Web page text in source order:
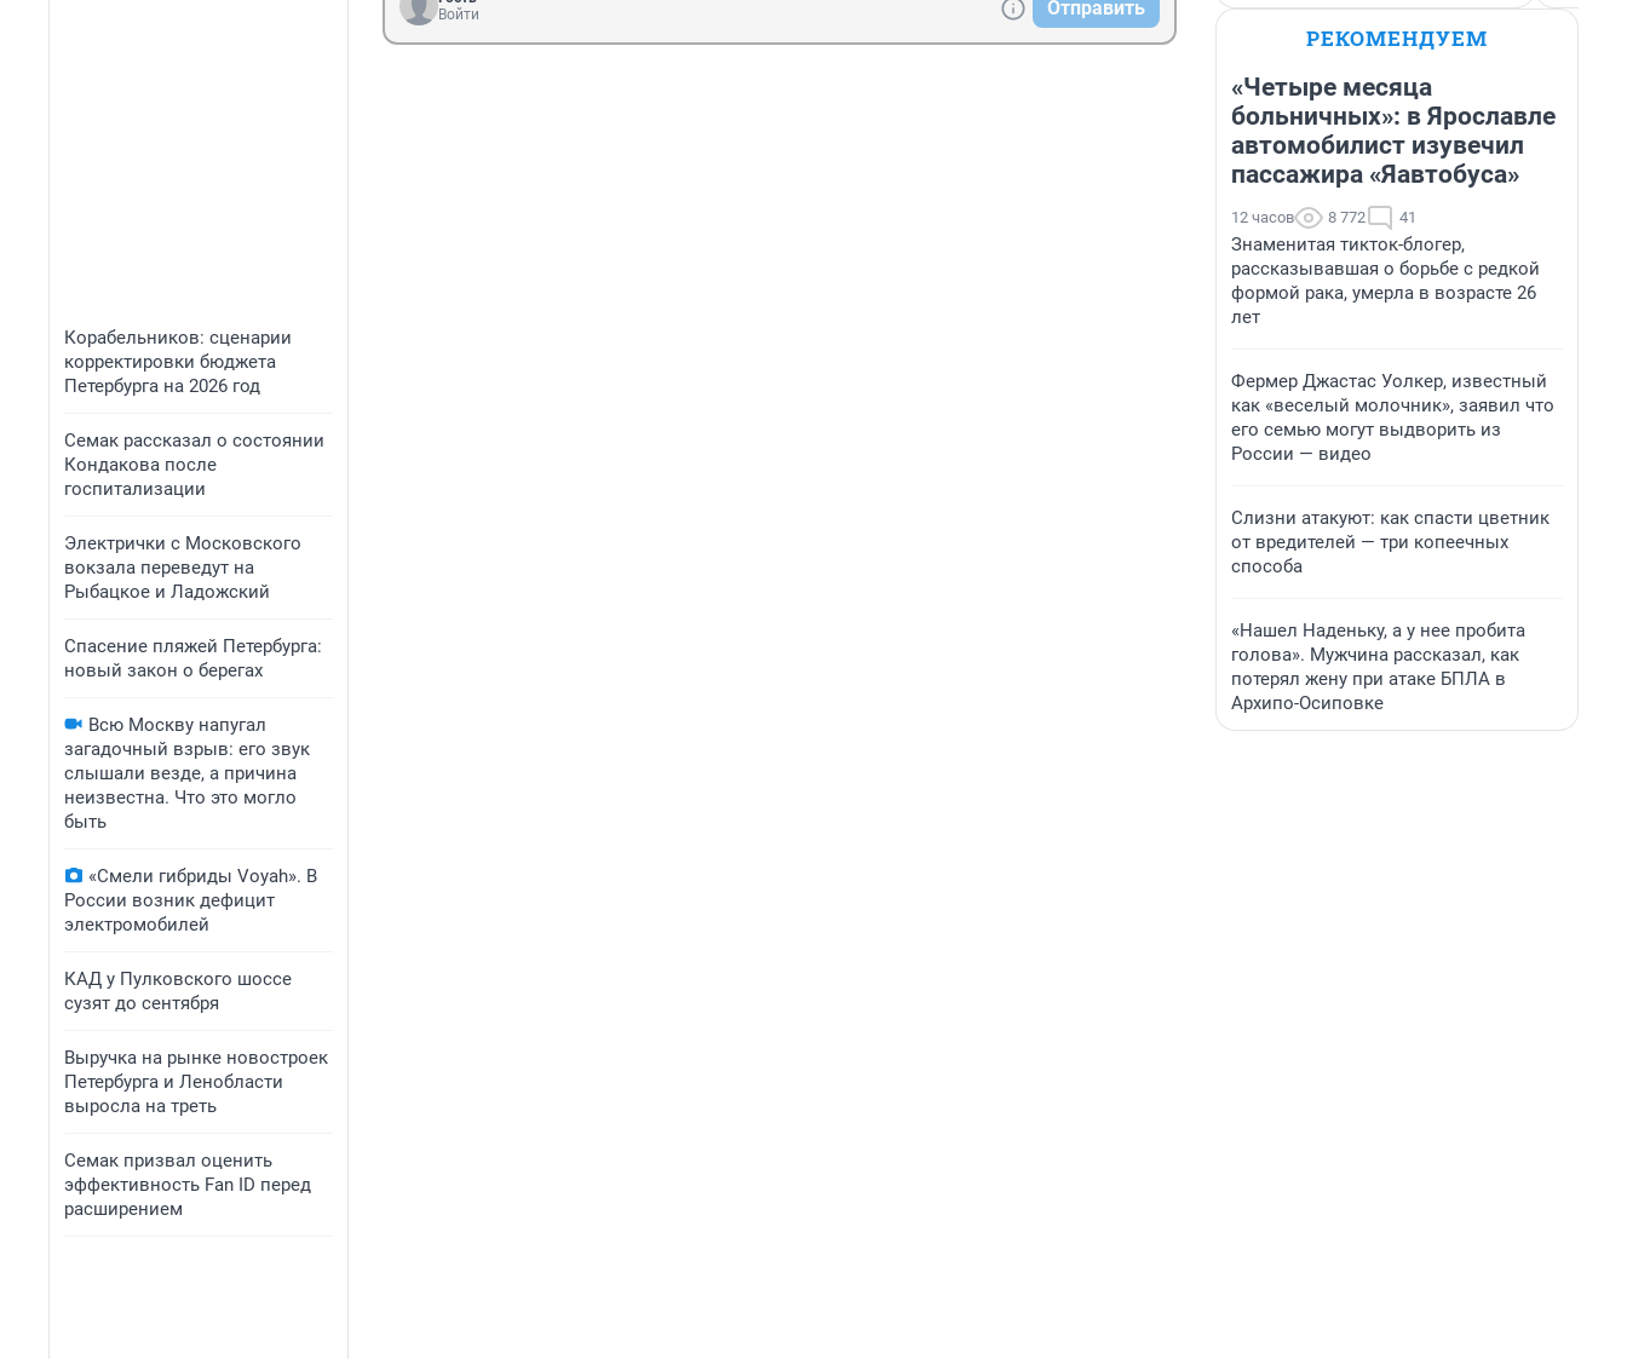
Корабельников: сценарии
корректировки бюджета
Петербурга на 2026 год
Семак рассказал о состоянии
Кондакова после
госпитализации
Электрички с Московского
вокзала переведут на
Рыбацкое и Ладожский
Спасение пляжей Петербурга:
новый закон о берегах
Всю Москву напугал
загадочный взрыв: его звук
слышали везде, а причина
неизвестна. Что это могло
быть
«Смели гибриды Voyah». В
России возник дефицит
электромобилей
КАД у Пулковского шоссе
сузят до сентября
Выручка на рынке новостроек
Петербурга и Ленобласти
выросла на треть
Семак призвал оценить
эффективность Fan ID перед
расширением
Войти
Отправить
РЕКОМЕНДУЕМ
«Четыре месяца
больничных»: в Ярославле
автомобилист изувечил
пассажира «Яавтобуса»
12 часов 8 772 41
Знаменитая тикток-блогер,
рассказывавшая о борьбе с редкой
формой рака, умерла в возрасте 26
лет
Фермер Джастас Уолкер, известный
как «веселый молочник», заявил что
его семью могут выдворить из
России — видео
Слизни атакуют: как спасти цветник
от вредителей — три копеечных
способа
«Нашел Наденьку, а у нее пробита
голова». Мужчина рассказал, как
потерял жену при атаке БПЛА в
Архипо-Осиповке